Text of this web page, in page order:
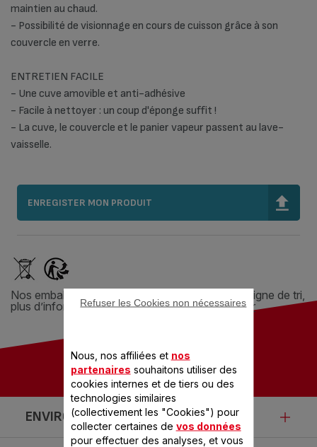
maintien au chaud.
- Possibilité de visionnage en cours de cuisson grâce à son
couvercle en verre.
ENTRETIEN FACILE
- Une cuve amovible et anti-adhésive
- Facile à nettoyer : un coup d'éponge suffit !
- La cuve, le couvercle et le panier vapeur passent au lave-
vaisselle.
ENREGISTER MON PRODUIT
Nos emballages peuvent faire l’objet d’une consigne de tri,
plus d’informations surquefairedemesdechets.fr
ENVIRONNEMENT
Nous, nos affiliées et nos
partenaires souhaitons utiliser des
cookies internes et de tiers ou des
technologies similaires
(collectivement les "Cookies") pour
collecter certaines de vos données
pour effectuer des analyses, et vous
Refuser les Cookies non nécessaires